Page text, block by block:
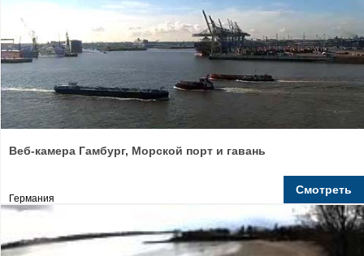
Веб-камера Гамбург, Морской порт и гавань
Германия
Смотреть